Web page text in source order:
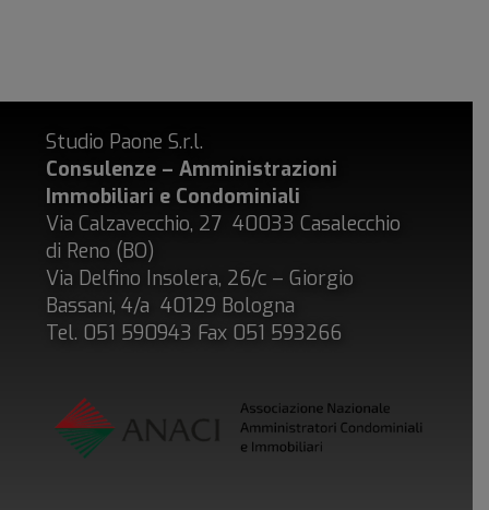
Studio Paone S.r.l.
Consulenze – Amministrazioni
Immobiliari e Condominiali
Via Calzavecchio, 27 40033 Casalecchio
di Reno (BO)
Via Delfino Insolera, 26/c – Giorgio
Bassani, 4/a 40129 Bologna
Tel. 051 590943 Fax 051 593266